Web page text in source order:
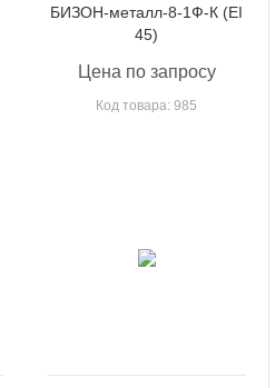
БИЗОН-металл-8-1Ф-К (EI
45)
Цена по запросу
Код товара: 985